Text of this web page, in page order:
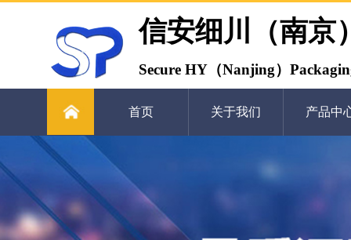
信安细川（南京
Secure HY（Nanjing）
首页 关于我们 产品中